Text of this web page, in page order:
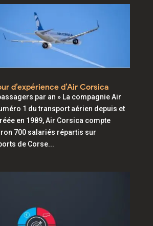
d’expérience d’Air Corsica
par an » La compagnie Air
1 du transport aérien depuis et
en 1989, Air Corsica compte
700 salariés répartis sur
de Corse...